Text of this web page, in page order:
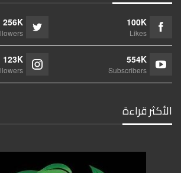
100K
Likes
256K
554K
Subscribers
123K
الأكثر قراءة